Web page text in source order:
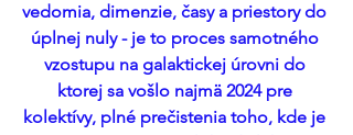
vedomia, dimenzie, časy a priestory do
úplnej nuly - je to proces samotného
vzostupu na galaktickej úrovni do
ktorej sa vošlo najmä 2024 pre
kolektívy, plné prečistenia toho, kde je